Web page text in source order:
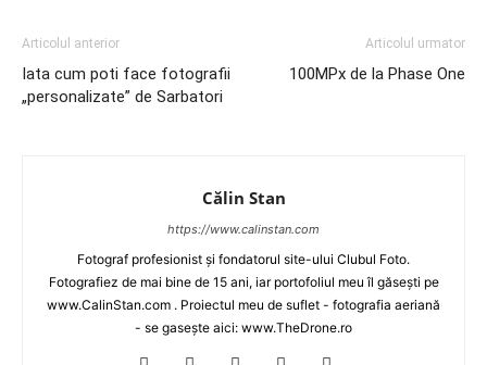
Articolul anterior
Iata cum poti face fotografii
„personalizate” de Sarbatori
Articolul urmator
100MPx de la Phase One
Călin Stan
https://www.calinstan.com
Fotograf profesionist și fondatorul site-ului Clubul Foto.
Fotografiez de mai bine de 15 ani, iar portofoliul meu îl găsești pe
www.CalinStan.com . Proiectul meu de suflet - fotografia aeriană
- se gasește aici: www.TheDrone.ro